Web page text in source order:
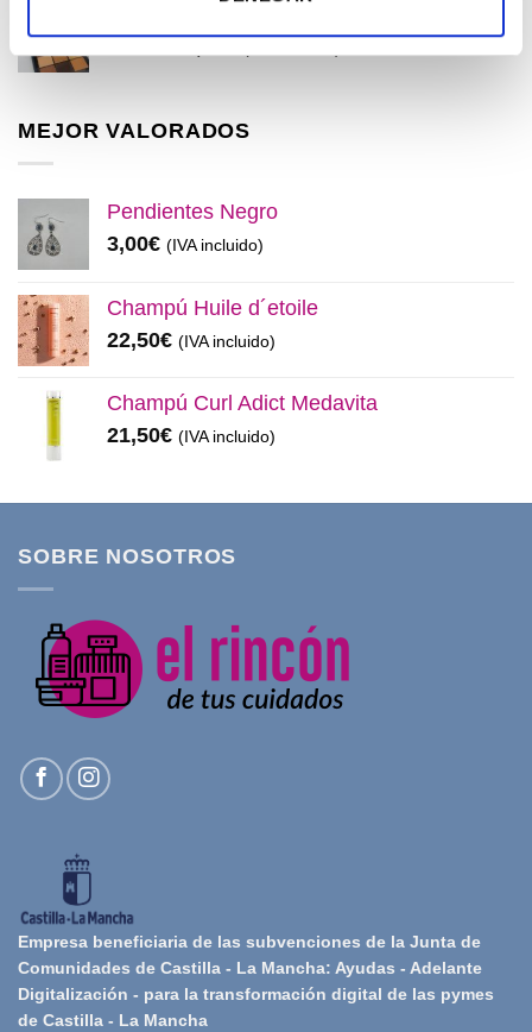
original
era:
32,99€.
actual
es:
28,50€.
El
era:
El
es:
MEJOR VALORADOS
Pendientes Negro
3,00€ (IVA incluido)
Champú Huile d´etoile
22,50€ (IVA incluido)
Champú Curl Adict Medavita
21,50€ (IVA incluido)
SOBRE NOSOTROS
Empresa beneficiaria de las subvenciones de la Junta de
Comunidades de Castilla - La Mancha: Ayudas - Adelante
Digitalización - para la transformación digital de las pymes
de Castilla - La Mancha